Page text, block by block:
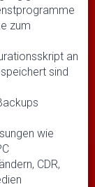
zum
an
sind
wie
CDR,